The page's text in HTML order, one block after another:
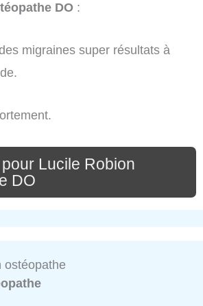
DO :
migraines super résultats à
Lucile Robion
DO
ostéopathe